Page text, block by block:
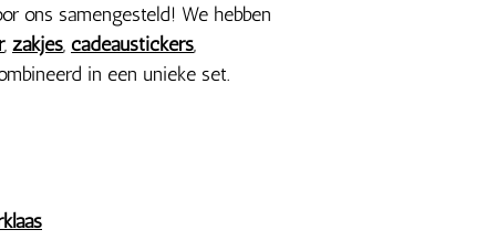
ons samengesteld! We hebben
, zakjes, cadeaustickers,
in een unieke set.